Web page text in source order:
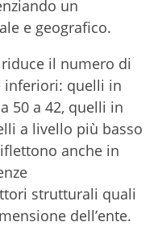
un
e geografico.
il numero di
inferiori: quelli in
50 a 42, quelli in
a livello più basso
anche in
strutturali quali
dell’ente.